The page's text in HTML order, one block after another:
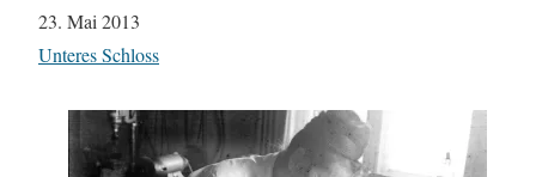
Datum
23. Mai 2013
In Bezug auf
Unteres Schloss